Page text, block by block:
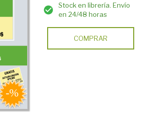
Stock en librería. Envío
en 24/48 horas
COMPRAR